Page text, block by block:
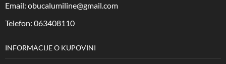
Email: obucalumiline@gmail.com
Telefon: 063408110
INFORMACIJE O KUPOVINI